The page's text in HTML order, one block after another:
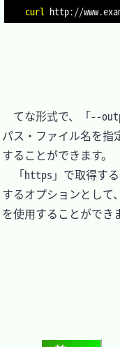
curl http://
てな形式で、「--
パス・ファイル名を指
することができます。
「https」で取得す
するオプションとし
を使用することができ